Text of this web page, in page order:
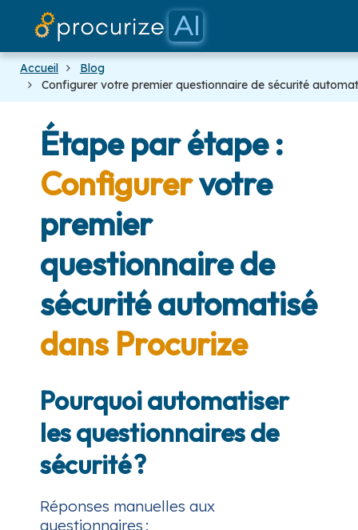
Accueil
Blog
Configurer votre premier questionnaire de sécurité
Étape par étape :
Configurervotre
premier
questionnaire de
sécurité automatisé
dans Procurize
Pourquoi automatiser
les questionnaires de
sécurité ?
Réponses manuelles aux
questionnaires :